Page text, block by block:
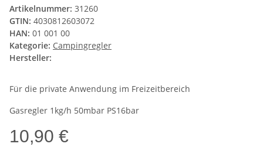
Artikelnummer: 31260
GTIN: 4030812603072
HAN: 01 001 00
Kategorie: Campingregler
Hersteller:
Für die private Anwendung im Freizeitbereich
Gasregler 1kg/h 50mbar PS16bar
10,90 €